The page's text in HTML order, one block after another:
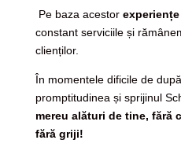
Pe baza acestor experiențe
constant serviciile și
clienților.
În momentele dificile de
promptitudinea și sprijinul
mereu alături de tine, fără
fără griji!